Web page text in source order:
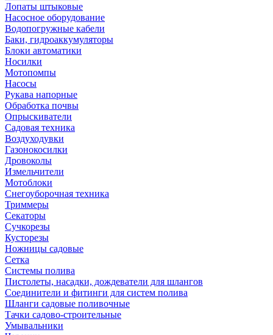
Лопаты штыковые
Насосное оборудование
Водопогружные кабели
Баки, гидроаккумуляторы
Блоки автоматики
Носилки
Мотопомпы
Насосы
Рукава напорные
Обработка почвы
Опрыскиватели
Садовая техника
Воздуходувки
Газонокосилки
Дровоколы
Измельчители
Мотоблоки
Снегоуборочная техника
Триммеры
Секаторы
Сучкорезы
Кусторезы
Ножницы садовые
Сетка
Системы полива
Пистолеты, насадки, дождеватели для шлангов
Соединители и фитинги для систем полива
Шланги садовые поливочные
Тачки садово-строительные
Умывальники